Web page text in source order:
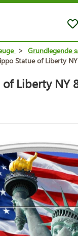
> Grundlegende
Statue of Liberty
Liberty NY